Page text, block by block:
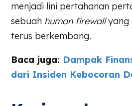
menjadi lini pertahanan
sebuah human firewallyang
terus berkembang.
Baca juga: Dampak
dari Insiden Kebocoran